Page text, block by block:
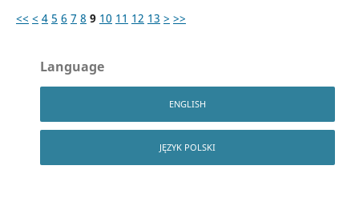
<< < 4 5 6 7 8 9 10 11 12 13 > >>
Language
ENGLISH
JĘZYK POLSKI